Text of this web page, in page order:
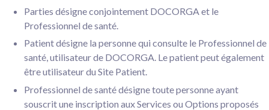
Parties désigne conjointement DOCORGA et le
Professionnel de santé.
Patient désigne la personne qui consulte le Professionnel de
santé, utilisateur de DOCORGA. Le patient peut également
être utilisateur du Site Patient.
Professionnel de santé désigne toute personne ayant
souscrit une inscription aux Services ou Options proposés